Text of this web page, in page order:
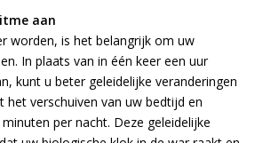
aan
worden, is het belangrijk om uw
In plaats van in één keer een uur
kunt u beter geleidelijke veranderingen
het verschuiven van uw bedtijd en
per nacht. Deze geleidelijke